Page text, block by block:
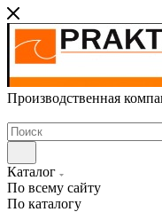
Производственная
Каталог
По всему сайту
По каталогу